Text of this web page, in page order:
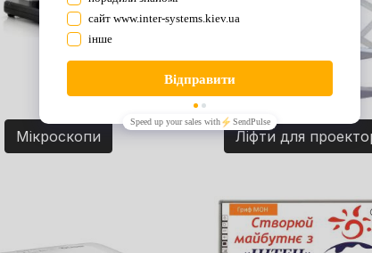
Мікроскопи Ліфти для